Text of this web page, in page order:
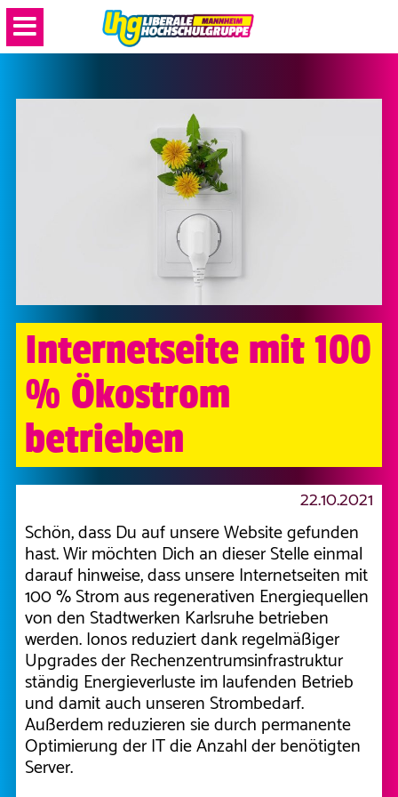
Internetseite mit 100
% Ökostrom
betrieben
22.10.2021
Schön, dass Du auf unsere Website gefunden
hast. Wir möchten Dich an dieser Stelle einmal
darauf hinweise, dass unsere Internetseiten mit
100 % Strom aus regenerativen Energiequellen
von den Stadtwerken Karlsruhe betrieben
werden. Ionos reduziert dank regelmäßiger
Upgrades der Rechenzentrumsinfrastruktur
ständig Energieverluste im laufenden Betrieb
und damit auch unseren Strombedarf.
Außerdem reduzieren sie durch permanente
Optimierung der IT die Anzahl der benötigten
Server.